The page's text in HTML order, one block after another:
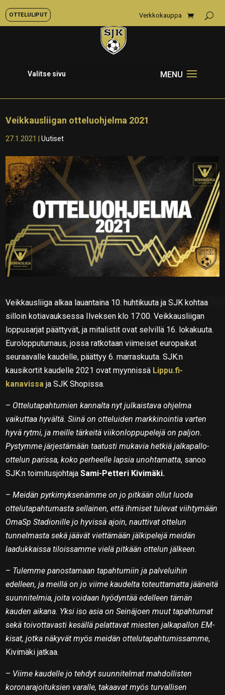
OTTELULIPUT Verkkokauppa
Valitse sivu
Veikkausliigan otteluohjelma 2021
27.1.2021 |Uutiset
Veikkausliiga alkaa lauantaina 10. huhtikuuta ja SJK kohtaa
silloin kotiavauksessa Ilveksen klo 17:00. Veikkausliigan
loppusarjat päättyvät, ja mitalistit ovat selvillä 16. lokakuuta.
Eurolopputurnaus, jossa ratkotaan viimeiset europaikat
seuraavalle kaudelle, päättyy 6. marraskuuta. SJK:n
kausikortit kaudelle 2021 ovat myynnissä Lippu.fi-
kanavissa ja SJK Shopissa.
– Ottelutapahtumien kannalta nyt julkaistava ohjelma
vaikuttaa hyvältä. Siinä on otteluiden markkinointia varten
hyvä rytmi, ja meille tärkeitä viikonloppupelejä on paljon.
Pystymme järjestämään taatusti mukavia hetkiä jalkapallo-
ottelun parissa, koko perheelle lapsia unohtamatta, sanoo
SJK:n toimitusjohtajaSami-Petteri Kivimäki.
–Meidän pyrkimyksenämme on jo pitkään ollut luoda
ottelutapahtumasta sellainen, että ihmiset tulevat viihtymään
OmaSp Stadionille jo hyvissä ajoin, nauttivat ottelun
tunnelmasta sekä jäävät viettämään jälkipelejä meidän
laadukkaissa tiloissamme vielä pitkään ottelun jälkeen.
– Tulemme panostamaan tapahtumiin ja palveluihin
edelleen, ja meillä on jo viime kaudelta toteuttamatta jääneitä
suunnitelmia, joita voidaan hyödyntää edelleen tämän
kauden aikana. Yksi iso asia on Seinäjoen muut tapahtumat
sekä toivottavasti kesällä pelattavat miesten jalkapallon EM-
kisat, jotka näkyvät myös meidän ottelutapahtumissamme,
Kivimäki jatkaa.
– Viime kaudelle jo tehdyt suunnitelmat mahdollisten
koronarajoituksien varalle, takaavat myös turvallisen